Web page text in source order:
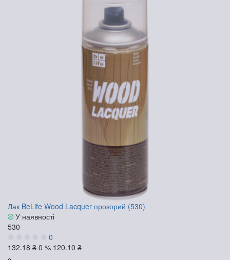
Лак BeLife Wood Lacquer прозорий (530)
У наявності
530
0
132.18 ₴ 0 % 120.10 ₴